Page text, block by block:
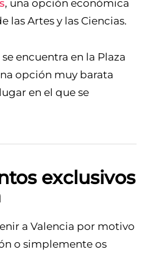
, una opción económica
las Artes y las Ciencias.
se encuentra en la Plaza
opción muy barata
en el que se
exclusivos
a Valencia por motivo
o simplemente os